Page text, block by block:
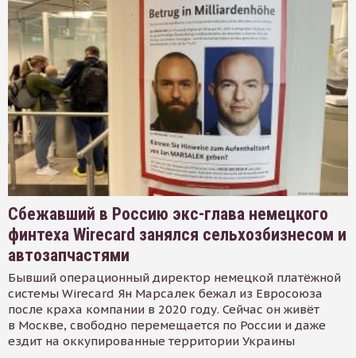
Сбежавший в Россию экс-глава немецкого
финтеха Wirecard занялся сельхозбизнесом и
автозапчастями
Бывший операционный директор немецкой платёжной
системы Wirecard Ян Марсалек бежал из Евросоюза
после краха компании в 2020 году. Сейчас он живёт
в Москве, свободно перемещается по России и даже
ездит на оккупированные территории Украины